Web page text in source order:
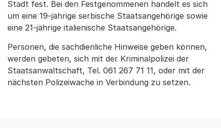
Stadt fest. Bei den Festgenommenen handelt es sich
um eine 19-jährige serbische Staatsangehörige sowie
eine 21-jährige italienische Staatsangehörige.
Personen, die sachdienliche Hinweise geben können,
werden gebeten, sich mit der Kriminalpolizei der
Staatsanwaltschaft, Tel. 061 267 71 11, oder mit der
nächsten Polizeiwache in Verbindung zu setzen.